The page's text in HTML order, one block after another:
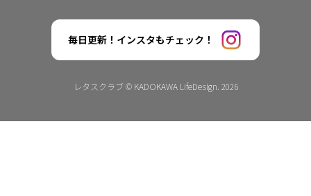
毎日更新！インスタもチェック！
レタスクラブ © KADOKAWA LifeDesign. 2026